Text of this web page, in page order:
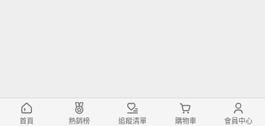
首頁 熱銷榜 追蹤清單 購物車 會員中心